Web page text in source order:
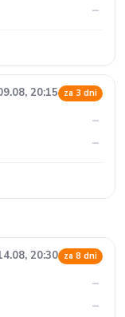
–
20:15 za 3 dni
–
–
20:30 za 8 dni
–
–